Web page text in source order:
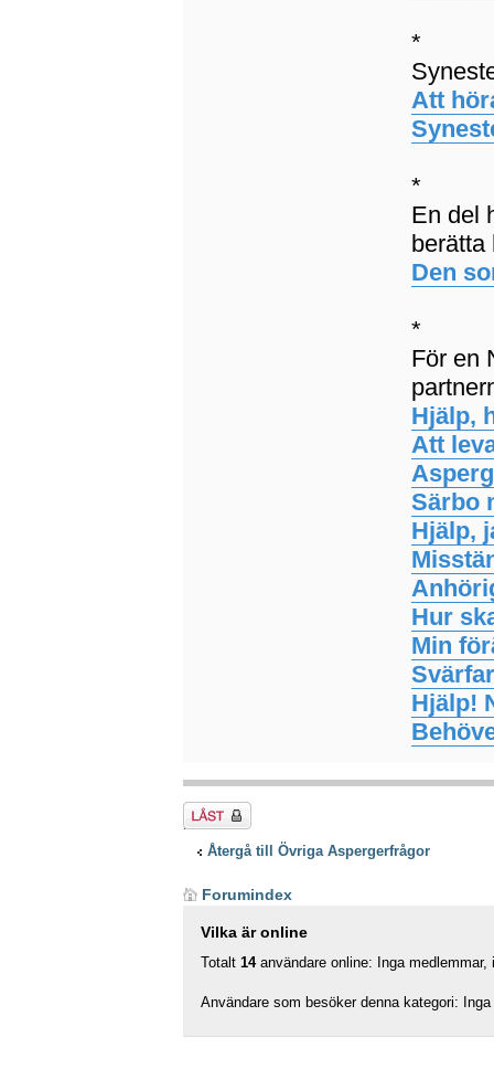
*
Att
*
En del
berätta
Den
*
För en
Hjälp,
Att
Särbo
Hjälp,
Hur
Min
Hjälp!
Tråden
låst
Återgå till Övriga Aspergerfrågor
Forumindex
Vilka är online
Totalt 14användare online: Inga
Användare som besöker denna kategori: